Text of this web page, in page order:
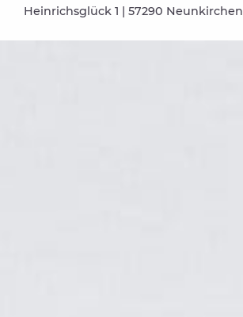
Heinrichsglück 1 | 57290 Neunkirchen